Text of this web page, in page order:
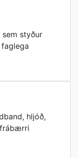
sem styður
hljóð,